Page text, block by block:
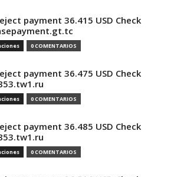
payment 36.415 USD Check
0 COMENTARIOS
payment 36.475 USD Check
0 COMENTARIOS
payment 36.485 USD Check
0 COMENTARIOS